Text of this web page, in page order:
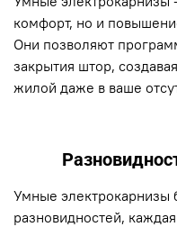
комфорт, но и
Они позволяют
закрытия штор,
жилой даже в ваше
Умные электрокарнизы
разновидностей,